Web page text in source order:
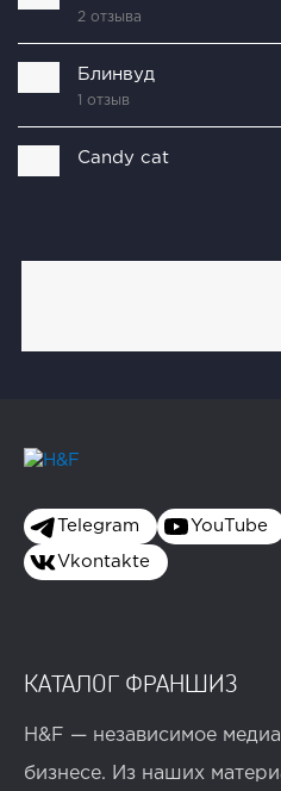
2 отзыва
Блинвуд
1 отзыв
Candy cat
Telegram YouTube
Vkontakte
КАТАЛОГ ФРАНШИЗ
H&F — независимое
бизнесе. Из наших